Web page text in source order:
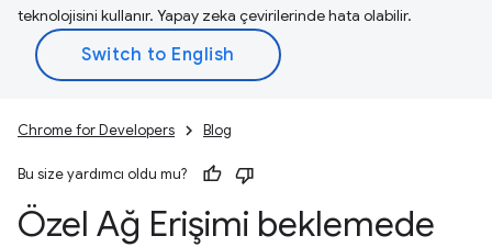
teknolojisini kullanır. Yapay zeka çevirilerinde hata olabilir.
Chrome for Developers Blog
Bu size yardımcı oldu mu?
Özel Ağ Erişimi beklemede